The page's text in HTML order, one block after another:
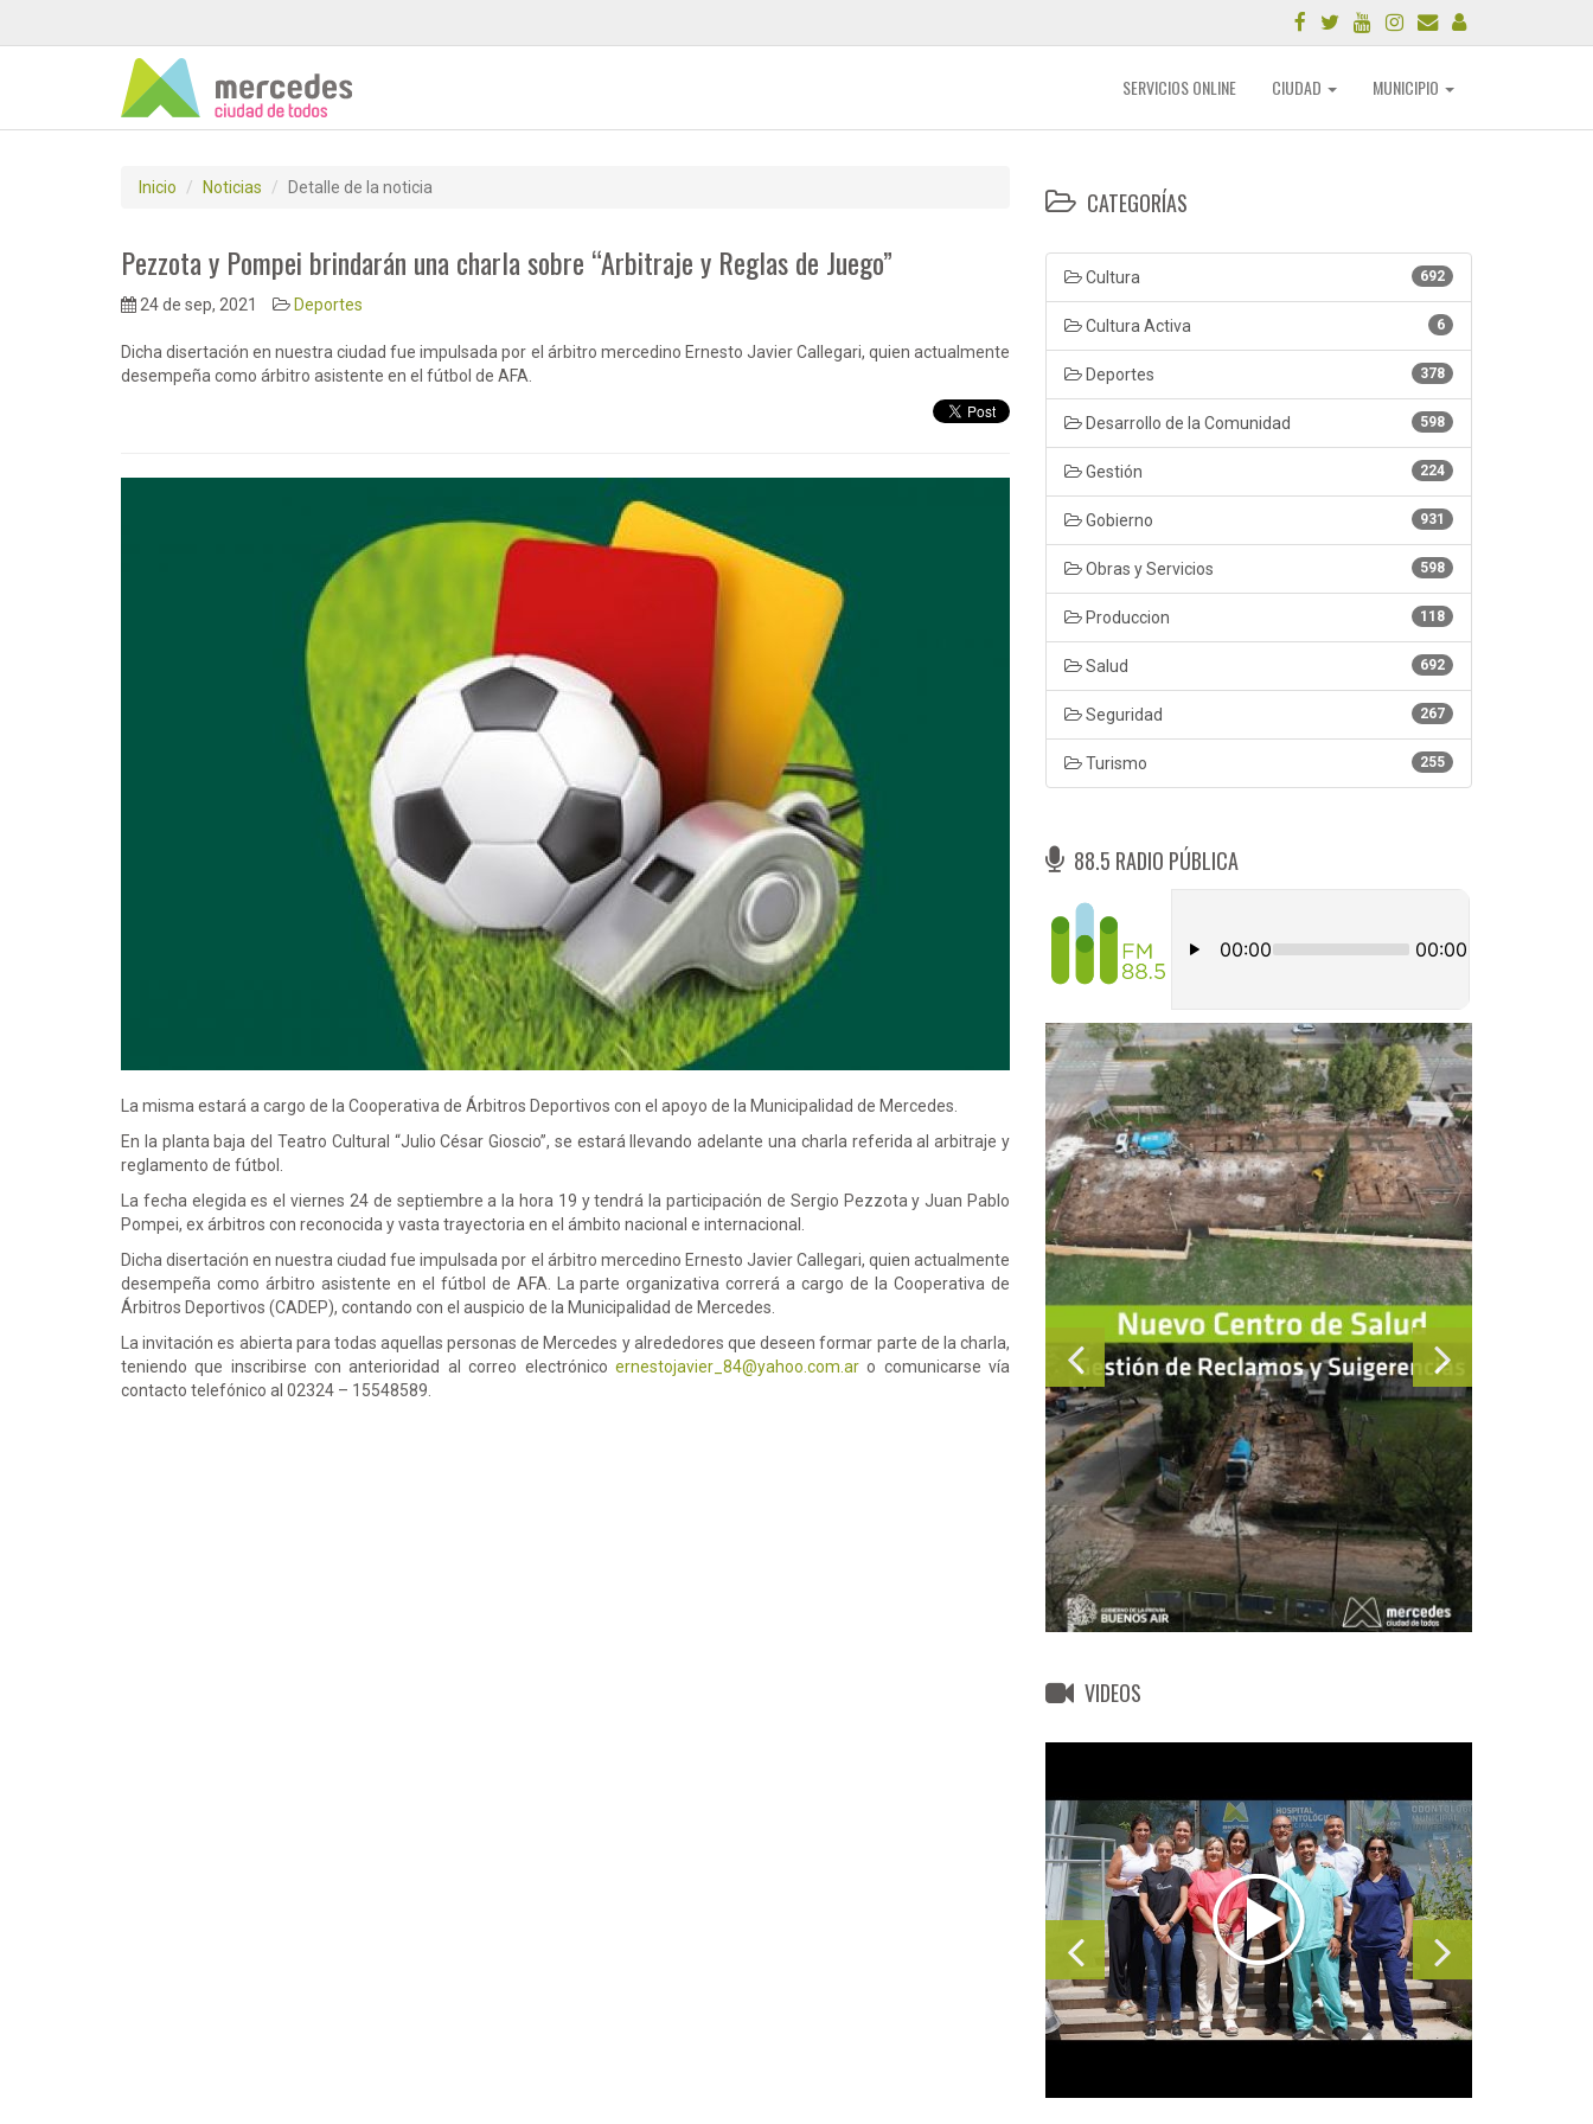
SERVICIOS ONLINE CIUDAD MUNICIPIO
Inicio Noticias Detalle de la noticia
Pezzota y Pompei brindarán una charla sobre “Arbitraje y Reglas de Juego”
24 de sep, 2021 Deportes
Dicha disertación en nuestra ciudad fue impulsada por el árbitro mercedino Ernesto Javier Callegari, quien actualmente
desempeña como árbitro asistente en el fútbol de AFA.
La misma estará a cargo de la Cooperativa de Árbitros Deportivos con el apoyo de la Municipalidad de Mercedes.
En la planta baja del Teatro Cultural “Julio César Gioscio”, se estará llevando adelante una charla referida al arbitraje y
reglamento de fútbol.
La fecha elegida es el viernes 24 de septiembre a la hora 19 y tendrá la participación de Sergio Pezzota y Juan Pablo
Pompei, ex árbitros con reconocida y vasta trayectoria en el ámbito nacional e internacional.
Dicha disertación en nuestra ciudad fue impulsada por el árbitro mercedino Ernesto Javier Callegari, quien actualmente
desempeña como árbitro asistente en el fútbol de AFA. La parte organizativa correrá a cargo de la Cooperativa de
Árbitros Deportivos (CADEP), contando con el auspicio de la Municipalidad de Mercedes.
La invitación es abierta para todas aquellas personas de Mercedes y alrededores que deseen formar parte de la charla,
teniendo que inscribirse con anterioridad al correo electrónico ernestojavier_84@yahoo.com.aro comunicarse vía
contacto telefónico al 02324 – 15548589.
CATEGORÍAS
692
Cultura
6
Cultura Activa
378
Deportes
598
Desarrollo de la Comunidad
224
Gestión
931
Gobierno
598
Obras y Servicios
118
Produccion
692
Salud
267
Seguridad
255
Turismo
88.5 RADIO PÚBLICA
VIDEOS